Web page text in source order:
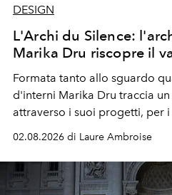
DESIGN
L'Archi du Silence:
Marika Dru riscopre il
Formata tanto allo sguardo
d'interni Marika Dru traccia
attraverso i suoi progetti, per i
silenziose, quasi sospese,
diventa una forma di evidenza.
02.08.2026 di Laure Ambroise